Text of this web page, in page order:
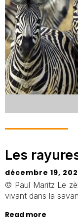
Les
décembre 19,
© Paul Maritz Le
vivant dans la
Read more